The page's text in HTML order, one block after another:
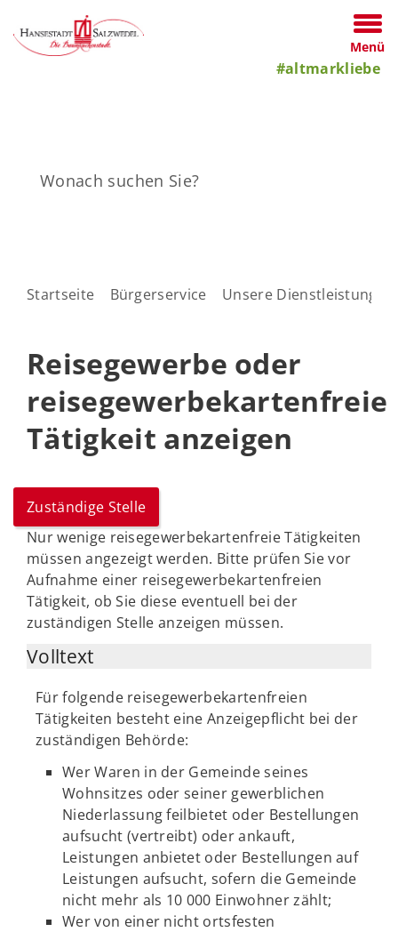
Menü
#altmarkliebe
Startseite Bürgerservice Unsere Dienstleistungen
Reisegewerbe oder
reisegewerbekartenfreie
Tätigkeit anzeigen
Zuständige Stelle
Nur wenige reisegewerbekartenfreie Tätigkeiten
müssen angezeigt werden. Bitte prüfen Sie vor
Aufnahme einer reisegewerbekartenfreien
Tätigkeit, ob Sie diese eventuell bei der
zuständigen Stelle anzeigen müssen.
Volltext
Für folgende reisegewerbekartenfreien
Tätigkeiten besteht eine Anzeigepflicht bei der
zuständigen Behörde:
Wer Waren in der Gemeinde seines
Wohnsitzes oder seiner gewerblichen
Niederlassung feilbietet oder Bestellungen
aufsucht (vertreibt) oder ankauft,
Leistungen anbietet oder Bestellungen auf
Leistungen aufsucht, sofern die Gemeinde
nicht mehr als 10 000 Einwohner zählt;
Wer von einer nicht ortsfesten